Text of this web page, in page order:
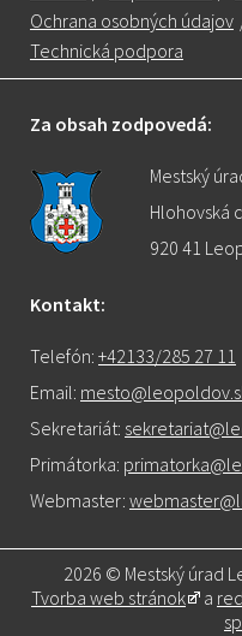
Ochrana osobných údajov
Technická podpora
Za obsah zodpovedá:
Mestský
Hlohovská
920 41
Kontakt:
Telefón: +42133/285 27 11
Email:
Sekretariát:
Primátorka:
Webmaster:
2026 © Mestský úrad
Tvorba web stránok
a